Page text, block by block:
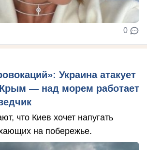
0
Украина атакует
— над морем работает
что Киев хочет напугать
на побережье.